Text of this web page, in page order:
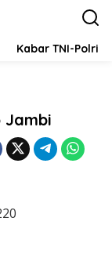
Kabar TNI-Polri
Jambi